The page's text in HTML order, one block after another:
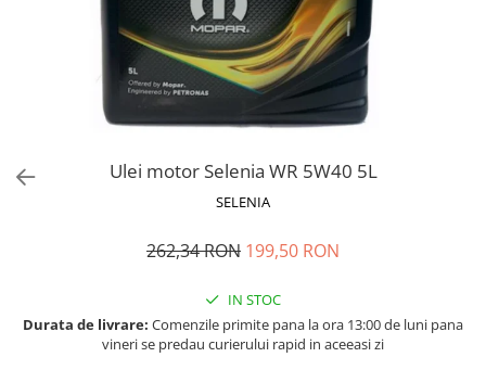
Bord | Plastice Interioare
Parfumuri | Odorizante
CEARA | SEALANT | TRATAMENTE
PROTECTIE | COATING CERAMIC
LAVETE | PROSOAPE
Ulei motor Selenia WR 5W40 5L
SELENIA
262,34 RON 199,50 RON
IN STOC
Durata de livrare: Comenzile primite pana la ora 13:00 de luni pana
vineri se predau curierului rapid in aceeasi zi